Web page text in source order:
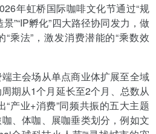
年虹桥国际咖啡文化节通过“规
景”“IP孵化”四大路径协同发力，做
乘法”，激发消费潜能的“乘数效
主会场从单点商业体扩展至全域
期从1个月延长至2个月、总数从
产业+消费”同频共振的五大主题
、体咖、展咖垂类划分，例如文